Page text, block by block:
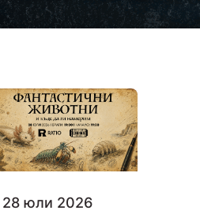
28 юли 2026